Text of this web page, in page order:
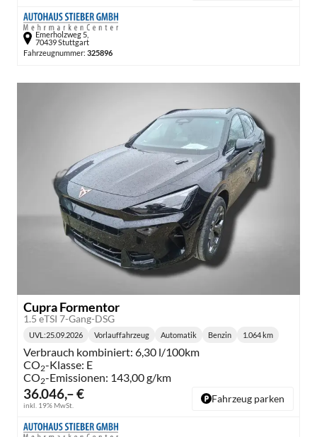
Emerholzweg 5,
70439 Stuttgart
Fahrzeugnummer: 325896
Cupra Formentor
1.5 eTSI 7-Gang-DSG
36.046,– €
inkl. 19% MwSt.
Lieferzeit:
UVL :25.09.2026 Vorlauffahrzeug
Getriebe:
Automatik
Kraftstoff:
Benzin
Kilometerstand:
1.064 km
Verbrauch kombiniert: 6,30 l/100km
CO2-Klasse: E
CO2-Emissionen: 143,00 g/km
Fahrzeug parken